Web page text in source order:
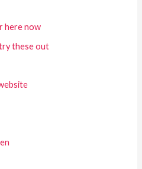
here now
these out